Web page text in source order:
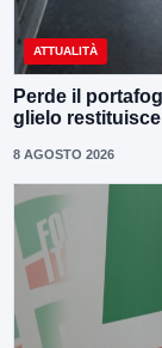
ATTUALITÀ
Perde il
glielo restituisce
8 AGOSTO 2026